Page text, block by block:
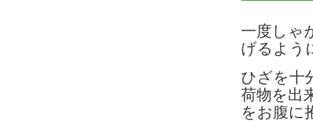
一度しゃ
げるよう
ひざを十
荷物を出
をお腹に